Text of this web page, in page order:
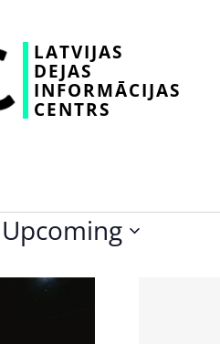
LATVIJAS
DEJAS
INFORMĀCIJAS
CENTRS
Upcoming
date.